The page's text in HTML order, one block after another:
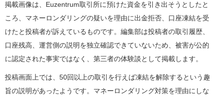
掲載画像は、Euzentrum取引所に預けた資金を引き出そうとしたと
ころ、マネーロンダリングの疑いを理由に出金拒否、口座凍結を受
けたと投稿者が訴えているものです。編集部は投稿者の取引履歴、
口座残高、運営側の説明を独立確認できていないため、被害が公的
に認定された事実ではなく、第三者の体験談として掲載します。
投稿画面上では、50回以上の取引を行えば凍結を解除するという趣
旨の説明があったようです。マネーロンダリング対策を理由にしな